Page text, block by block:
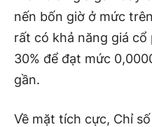
nến bốn giờ ở mức
rất có khả năng giá
30% để đạt mức
gần.
Về mặt tích cực, Chỉ